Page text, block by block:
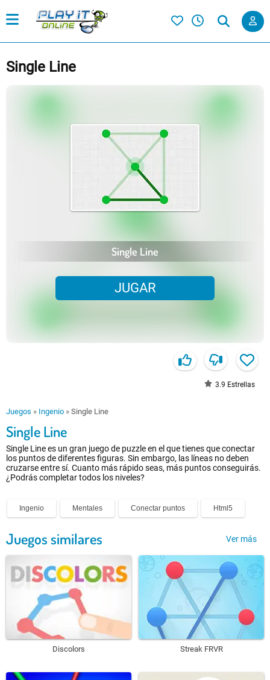
Single Line
Single Line
JUGAR
3.9 Estrellas
Juegos » Ingenio » Single Line
Single Line
Single Line es un gran juego de puzzle en el que tienes que conectar
los puntos de diferentes figuras. Sin embargo, las líneas no deben
cruzarse entre sí. Cuanto más rápido seas, más puntos conseguirás.
¿Podrás completar todos los niveles?
Ingenio Mentales Conectar puntos Html5
Juegos similares Ver más
Discolors Streak FRVR